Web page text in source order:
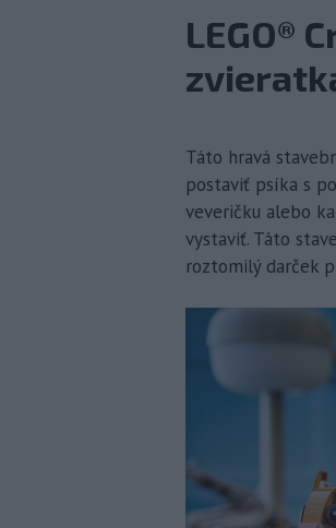
LEGO®
Táto hravá
postaviť psíka s
veveričku alebo
vystaviť. Táto
roztomilý darček